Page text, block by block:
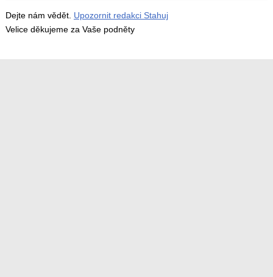
Dejte nám vědět. Upozornit redakci Stahuj
Velice děkujeme za Vaše podněty